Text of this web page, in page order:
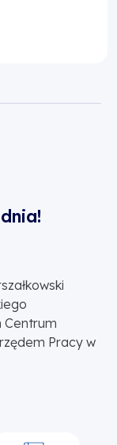
Centrum
Pracy w